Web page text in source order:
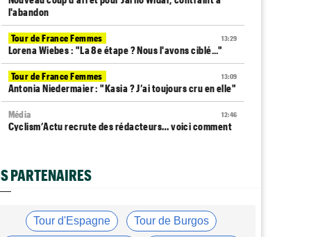
l'abandon
13:29
Tour de France Femmes
Lorena Wiebes : "La 8e étape ? Nous l'avons ciblé..."
13:09
Tour de France Femmes
Antonia Niedermaier : "Kasia ? J’ai toujours cru en elle"
12:46
Média
Cyclism’Actu recrute des rédacteurs… voici comment
Matthew Brennan : "J'avais l'impression de cuire de
l'intérieur"
Tour de France Femmes
La 8e étape à Nice… la plus longue du Tour Femmes !
PARTENAIRES
Tour d'Espagne Tour de Burgos